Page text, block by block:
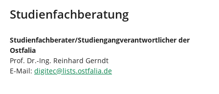
Studienfachberatung
Studienfachberater/Studiengangverantwortlicher der
Ostfalia
Prof. Dr.-Ing. Reinhard Gerndt
E-Mail: digitec@lists.ostfalia.de